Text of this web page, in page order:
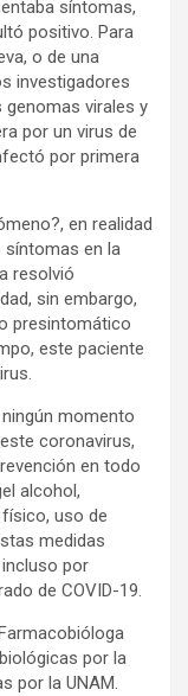
síntomas,
positivo. Para
o de una
investigadores
virales y
por un virus de
por primera
en realidad
síntomas en la
resolvió
sin embargo,
presintomático
este paciente
momento
coronavirus,
en todo
alcohol,
uso de
medidas
por
de COVID-19.
por la
por la UNAM.